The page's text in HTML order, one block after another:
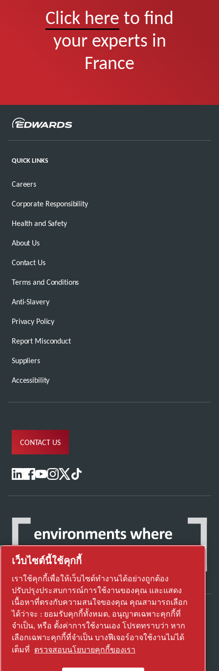
Click here to find
your experts in
France
QUICK LINKS
Careers
Corporate Responsibility
Health and Safety
About Us
Contact Us
Terms and Conditions
Anti-Slavery
Privacy Policy
Report Misconduct
Suppliers
Accessibility
CONTACT US
ค้นพบวิธีที่ Atlas Copco Group ใช้งานเทคโนโลยี
เพื่อเปลี่ยนอนาคต
เยี่ยมชมเว็บไซต์ Atlas Copco Group
เว็บไซต์นี้ใช้คุกกี้
เราใช้คุกกี้เพื่อให้เว็บไซต์ทำงานได้อย่างถูกต้อง
ปรับปรุงประสบการณ์การใช้งานของคุณ และแสดง
เนื้อหาที่ตรงกับความสนใจของคุณ คุณสามารถเลือก
ได้ว่าจะ : ยอมรับคุกกี้ทั้งหมด, อนุญาตเฉพาะคุกกี้ที่
จำเป็น, หรือ ตั้งค่าการใช้งานเอง โปรดทราบว่า หาก
เลือกเฉพาะคุกกี้ที่จำเป็น บางฟีเจอร์อาจใช้งานไม่ได้
เต็มที่ ตรวจสอบนโยบายคุกกี้ของเรา